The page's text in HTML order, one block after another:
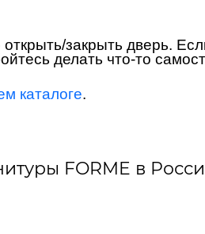
закрыть дверь.
делать что-то
каталоге.
FORME в